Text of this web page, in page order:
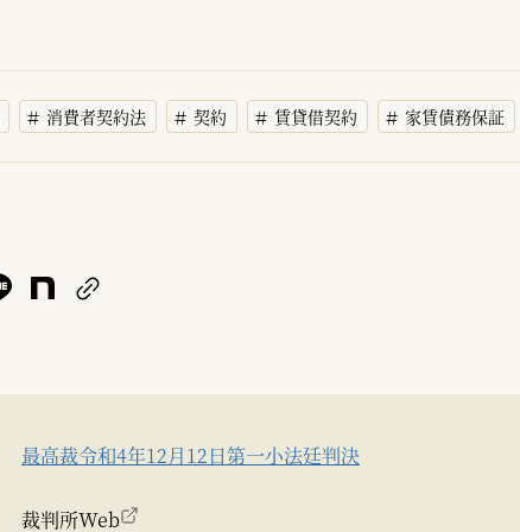
消費者契約法 契約 賃貸借契約 家賃債務保証
最高裁令和4年12月12日第一小法廷判決
裁判所Web